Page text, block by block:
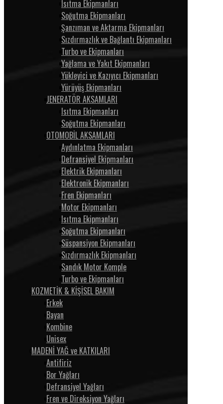
Isıtma Ekipmanları
Soğutma Ekipmanları
Şanzıman ve Aktarma Ekipmanları
Sızdırmazlık ve Bağlantı Ekipmanları
Turbo ve Ekipmanları
Yağlama ve Yakıt Ekipmanları
Yükleyici ve Kazıyıcı Ekipmanları
Yürüyüş Ekipmanları
JENERATÖR AKSAMLARI
Isıtma Ekipmanları
Soğutma Ekipmanları
OTOMOBİL AKSAMLARI
Aydınlatma Ekipmanları
Defransiyel Ekipmanları
Elektrik Ekipmanları
Elektronik Ekipmanları
Fren Ekipmanları
Motor Ekipmanları
Isıtma Ekipmanları
Soğutma Ekipmanları
Süspansiyon Ekipmanları
Sızdırmazlık Ekipmanları
Sandık Motor Komple
Turbo ve Ekipmanları
KOZMETİK & KİŞİSEL BAKIM
Erkek
Bayan
Kombine
Unisex
MADENİ YAĞ ve KATKILARI
Antifiriz
Bor Yağları
Defransiyel Yağları
Fren ve Direksiyon Yağları